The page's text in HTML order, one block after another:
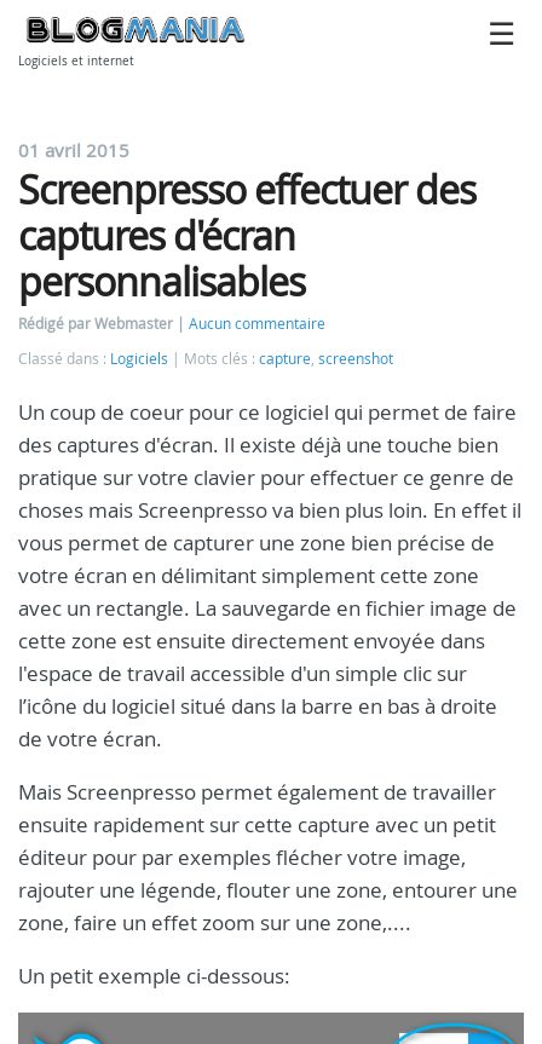
Logiciels et internet
01 avril 2015
Screenpresso effectuer des
captures d'écran
personnalisables
Rédigé par Webmaster
Aucun commentaire
Classé dans : Logiciels Mots clés : capture, screenshot
Un coup de coeur pour ce logiciel qui permet de faire
des captures d'écran. Il existe déjà une touche bien
pratique sur votre clavier pour effectuer ce genre de
choses mais Screenpresso va bien plus loin. En effet il
vous permet de capturer une zone bien précise de
votre écran en délimitant simplement cette zone
avec un rectangle. La sauvegarde en fichier image de
cette zone est ensuite directement envoyée dans
l'espace de travail accessible d'un simple clic sur
l’icône du logiciel situé dans la barre en bas à droite
de votre écran.
Mais Screenpresso permet également de travailler
ensuite rapidement sur cette capture avec un petit
éditeur pour par exemples flécher votre image,
rajouter une légende, flouter une zone, entourer une
zone, faire un effet zoom sur une zone,....
Un petit exemple ci-dessous: